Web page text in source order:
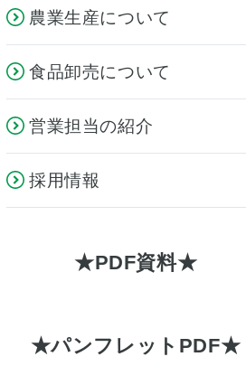
農業生産について
食品卸売について
営業担当の紹介
採用情報
PDF資料
パンフレットPDF